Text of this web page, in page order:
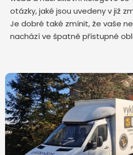
otázky, jaké jsou uvedeny v již
Je dobré také zmínit, že vaše
nachází ve špatně přístupné